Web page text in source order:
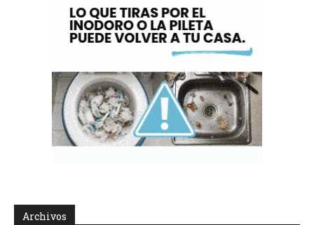
Archivos